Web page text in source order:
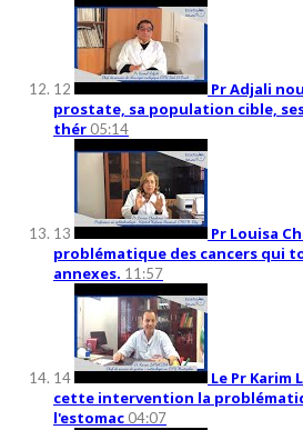
12
Pr Adjali
prostate, sa population cible,
thér 05:14
13
Pr Louisa
problématique des cancers qui
annexes. 11:57
14
Le Pr Karim
cette intervention la
l'estomac 04:07